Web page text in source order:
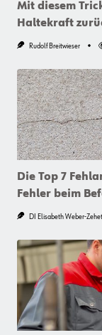
Mit diesem
Haltekraft
Rudolf Breitwieser
Die Top 7
Fehler beim
DI Elisabeth Weber-